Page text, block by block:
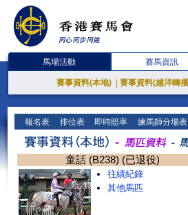
馬場活動 賽馬資訊
賽事資料(本地) 賽事資料(越洋轉
報名表 排位表 即時賠率 練馬師分場表
童話 (B238) (已退役)
往績紀錄
其他馬匹